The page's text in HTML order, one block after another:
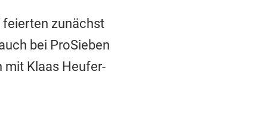
feierten zunächst
bei ProSieben
mit Klaas Heufer-